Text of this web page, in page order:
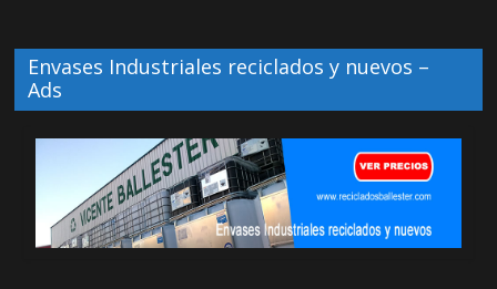
Envases Industriales reciclados y nuevos –
Ads